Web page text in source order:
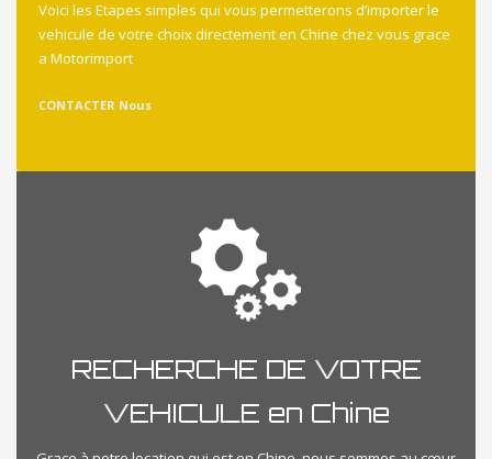
Voici les Etapes simples qui vous permetterons d’importer le
vehicule de votre choix directement en Chine chez vous grace
a Motorimport
CONTACTER Nous
RECHERCHE DE VOTRE
VEHICULE en Chine